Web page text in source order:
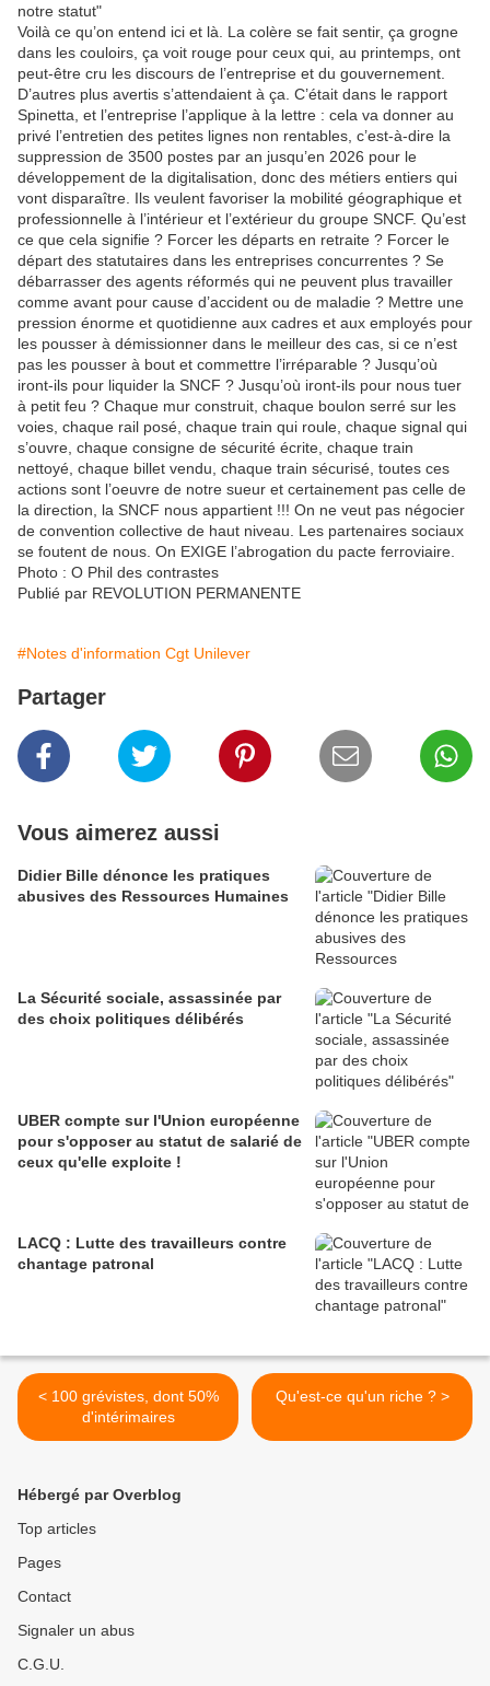
notre statut"
Voilà ce qu’on entend ici et là. La colère se fait sentir, ça grogne
dans les couloirs, ça voit rouge pour ceux qui, au printemps, ont
peut-être cru les discours de l’entreprise et du gouvernement.
D’autres plus avertis s’attendaient à ça. C’était dans le rapport
Spinetta, et l’entreprise l’applique à la lettre : cela va donner au
privé l’entretien des petites lignes non rentables, c’est-à-dire la
suppression de 3500 postes par an jusqu’en 2026 pour le
développement de la digitalisation, donc des métiers entiers qui
vont disparaître. Ils veulent favoriser la mobilité géographique et
professionnelle à l’intérieur et l’extérieur du groupe SNCF. Qu’est
ce que cela signifie ? Forcer les départs en retraite ? Forcer le
départ des statutaires dans les entreprises concurrentes ? Se
débarrasser des agents réformés qui ne peuvent plus travailler
comme avant pour cause d’accident ou de maladie ? Mettre une
pression énorme et quotidienne aux cadres et aux employés pour
les pousser à démissionner dans le meilleur des cas, si ce n’est
pas les pousser à bout et commettre l’irréparable ? Jusqu’où
iront-ils pour liquider la SNCF ? Jusqu’où iront-ils pour nous tuer
à petit feu ? Chaque mur construit, chaque boulon serré sur les
voies, chaque rail posé, chaque train qui roule, chaque signal qui
s’ouvre, chaque consigne de sécurité écrite, chaque train
nettoyé, chaque billet vendu, chaque train sécurisé, toutes ces
actions sont l’oeuvre de notre sueur et certainement pas celle de
la direction, la SNCF nous appartient !!! On ne veut pas négocier
de convention collective de haut niveau. Les partenaires sociaux
se foutent de nous. On EXIGE l’abrogation du pacte ferroviaire.
Photo : O Phil des contrastes
Publié par REVOLUTION PERMANENTE
#Notes d'information Cgt Unilever
Partager
Vous aimerez aussi
Didier Bille dénonce les pratiques
abusives des Ressources Humaines
La Sécurité sociale, assassinée par
des choix politiques délibérés
UBER compte sur l'Union européenne
pour s'opposer au statut de salarié de
ceux qu'elle exploite !
LACQ : Lutte des travailleurs contre
chantage patronal
< 100 grévistes, dont 50%
d'intérimaires
Qu'est-ce qu'un riche ? >
Hébergé par Overblog
Top articles
Pages
Contact
Signaler un abus
C.G.U.